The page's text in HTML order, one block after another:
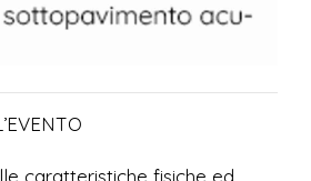
caratteristiche fisiche ed